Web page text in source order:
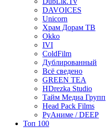
DAVOICES
Unicorn
Храм Дорам ТВ
Okko
IVI
ColdFilm
Дублированный
Всё сведено
GREEN TEA
HDrezka Studio
Тайм Медиа Групп
Head Pack Films
РуАниме / DEEP
Топ 100